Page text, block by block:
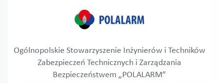
Ogólnopolskie Stowarzyszenie Inżynierów i Techników
Zabezpieczeń Technicznych i Zarządzania
Bezpieczeństwem „POLALARM”